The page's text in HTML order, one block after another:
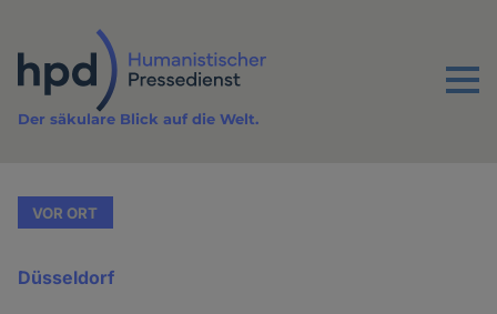
Inhalt
Menu
Der säkulare Blick auf die Welt.
VOR ORT
Düsseldorf